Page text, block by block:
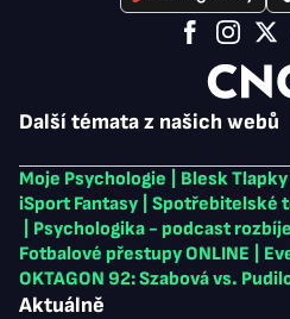
Další témata z našich webů
Moje Psychologie Blesk Tlapky
iSport Fantasy
Spotřebitelské
Psychologika - podcast
Fotbalové přestupy ONLINE
OKTAGON 92: Szabová vs.
Aktuálně